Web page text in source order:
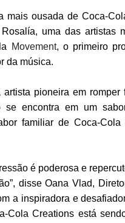
ousada de Coca-
uma das artistas
Movement, o primeiro
da música.
pioneira em romper
se encontra em um
familiar de Coca-
é poderosa e
disse Oana Vlad,
a inspiradora e
Cola Creations está